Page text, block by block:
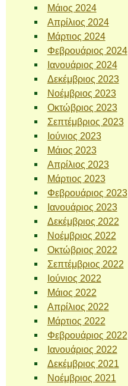
Μάιος 2024
Απρίλιος 2024
Μάρτιος 2024
Φεβρουάριος 2024
Ιανουάριος 2024
Δεκέμβριος 2023
Νοέμβριος 2023
Οκτώβριος 2023
Σεπτέμβριος 2023
Ιούνιος 2023
Μάιος 2023
Απρίλιος 2023
Μάρτιος 2023
Φεβρουάριος 2023
Ιανουάριος 2023
Δεκέμβριος 2022
Νοέμβριος 2022
Οκτώβριος 2022
Σεπτέμβριος 2022
Ιούνιος 2022
Μάιος 2022
Απρίλιος 2022
Μάρτιος 2022
Φεβρουάριος 2022
Ιανουάριος 2022
Δεκέμβριος 2021
Νοέμβριος 2021